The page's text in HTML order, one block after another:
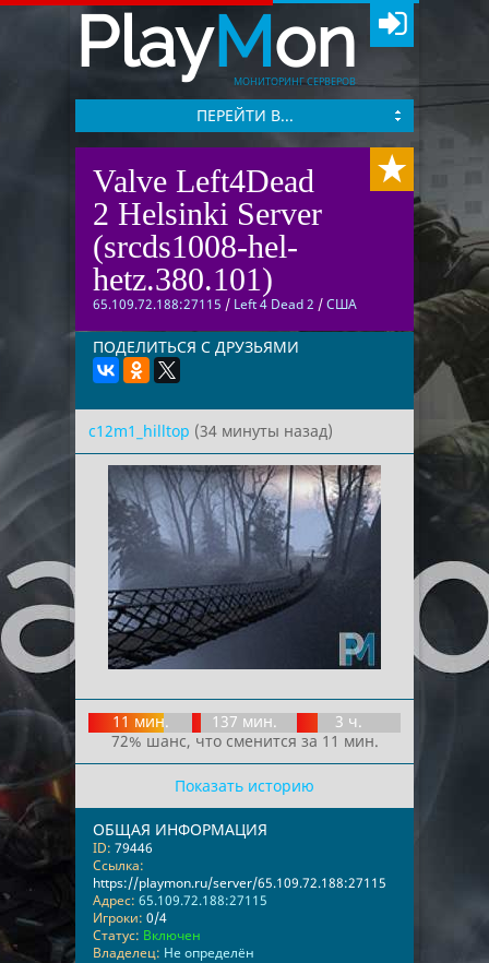
PlayMon
МОНИТОРИНГ СЕРВЕРОВ
ПЕРЕЙТИ В...
Valve Left4Dead
2 Helsinki Server
(srcds1008-hel-
hetz.380.101)
65.109.72.188:27115 / Left 4 Dead 2 /США
ПОДЕЛИТЬСЯ С ДРУЗЬЯМИ
c12m1_hilltop (34 минуты назад)
11 мин. 137 мин.
3 ч.
72% шанс, что сменится за 11 мин.
Показать историю
ОБЩАЯ ИНФОРМАЦИЯ
ID: 79446
Ссылка:
https://playmon.ru/server/65.109.72.188:27115
Адрес: 65.109.72.188:27115
Игроки: 0/4
Статус: Включен
Владелец: Не определён